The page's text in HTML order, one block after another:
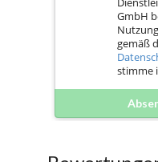
GmbH
gemäß
stimme